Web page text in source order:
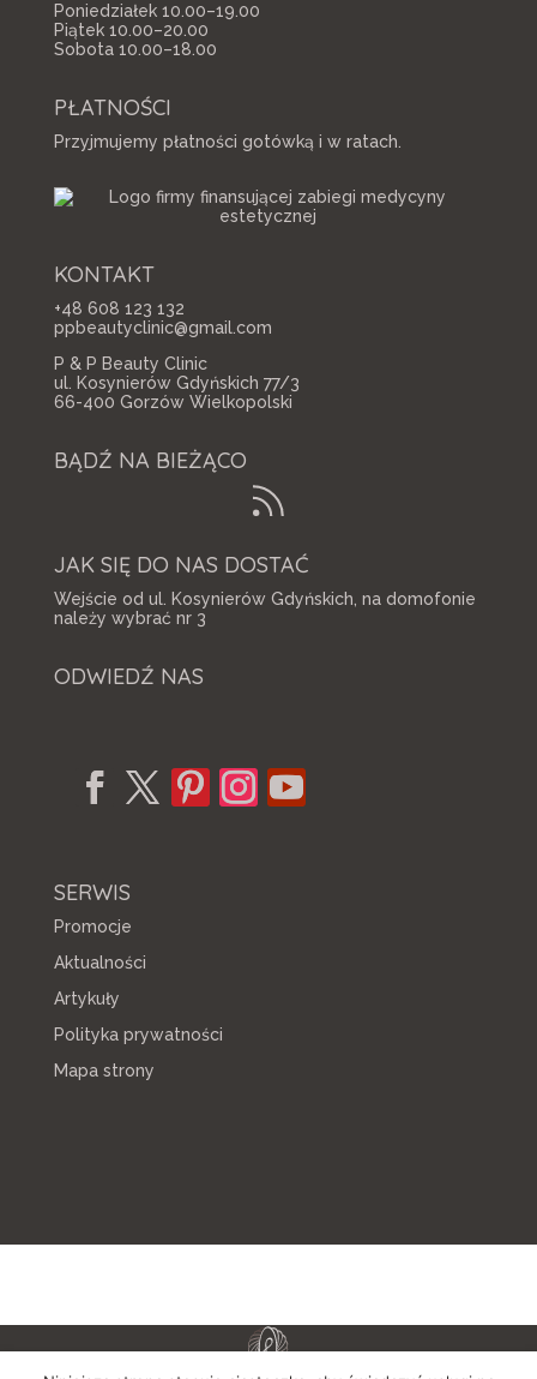
Poniedziałek 10.00–19.00
Piątek 10.00–20.00
Sobota 10.00–18.00
PŁATNOŚCI
Przyjmujemy płatności gotówką i w ratach.
KONTAKT
+48 608 123 132
ppbeautyclinic@gmail.com
P & P Beauty Clinic
ul. Kosynierów Gdyńskich 77/3
66-400 Gorzów Wielkopolski
BĄDŹ NA BIEŻĄCO
JAK SIĘ DO NAS DOSTAĆ
Wejście od ul. Kosynierów Gdyńskich, na domofonie
należy wybrać nr 3
ODWIEDŹ NAS
SERWIS
Promocje
Aktualności
Artykuły
Polityka prywatności
Mapa strony